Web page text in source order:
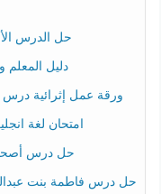
حل الدرس
دليل
ورقة عمل إثرائية درس
امتحان لغة
حل درس
حل درس فاطمة بنت